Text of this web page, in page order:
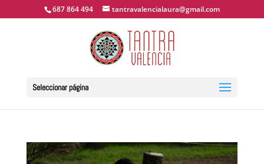
687 864 494 tantravalencialaura@gmail.com
Seleccionar página